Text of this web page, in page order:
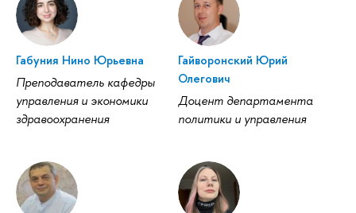
Габуния Нино Юрьевна
Преподаватель кафедры
управления и экономики
здравоохранения
Гайворонский Юрий
Олегович
Доцент департамента
политики и управления